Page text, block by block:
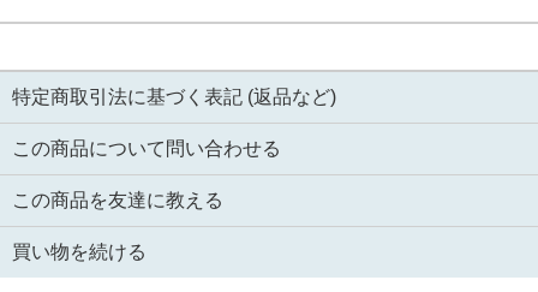
特定商取引法に基づく表記 (返品など)
この商品について問い合わせる
この商品を友達に教える
買い物を続ける